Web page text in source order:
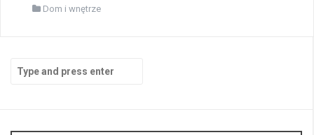
Dom i wnętrze
Search
for: